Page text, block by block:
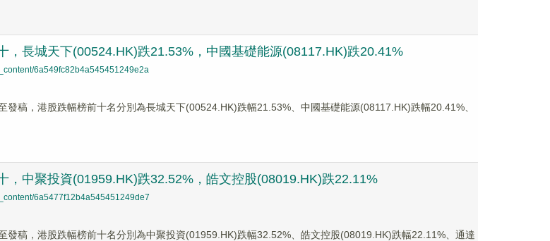
，長城天下(00524.HK)跌21.53%，中國基礎能源(08117.HK)跌20.41%
6a549fc82b4a545451249e2a
發稿，港股跌幅榜前十名分別為長城天下(00524.HK)跌幅21.53%、中國基礎能源(08117.HK)跌幅20.41%、
，中聚投資(01959.HK)跌32.52%，皓文控股(08019.HK)跌22.11%
6a5477f12b4a545451249de7
發稿，港股跌幅榜前十名分別為中聚投資(01959.HK)跌幅32.52%、皓文控股(08019.HK)跌幅22.11%、通達